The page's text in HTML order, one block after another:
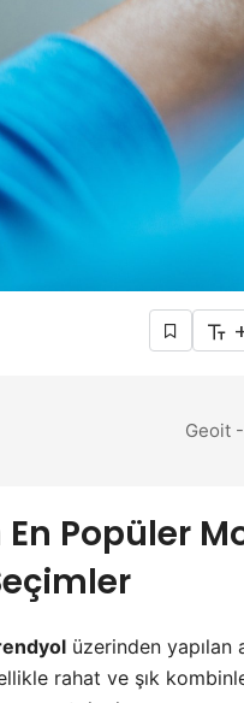
Geoit
En Popüler
üzerinden yapılan
rahat ve şık